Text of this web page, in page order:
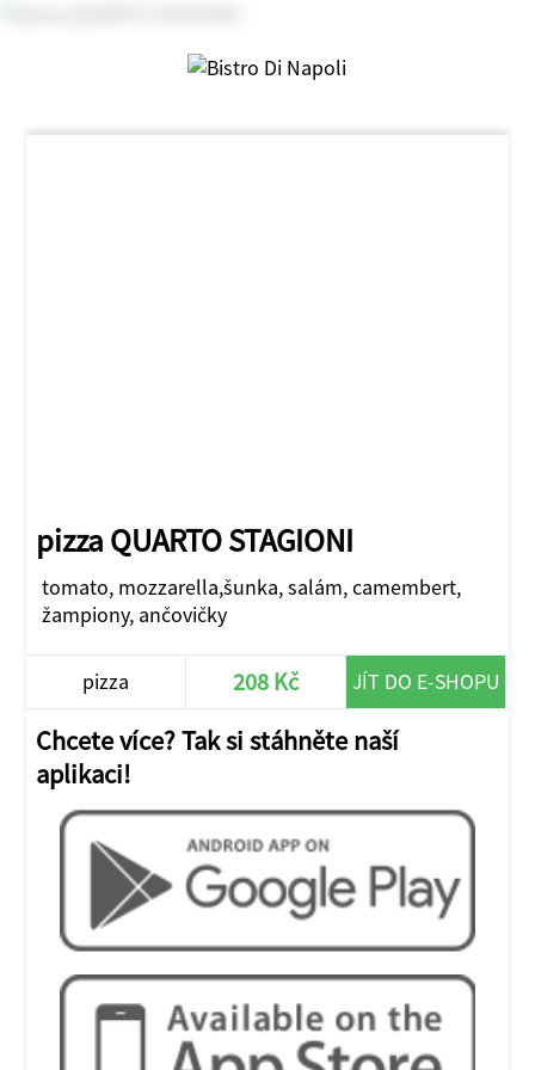
pizza QUARTO STAGIONI
tomato, mozzarella,šunka, salám, camembert,
žampiony, ančovičky
pizza 208 Kč JÍT DO E-SHOPU
Chcete více? Tak si stáhněte naší
aplikaci!